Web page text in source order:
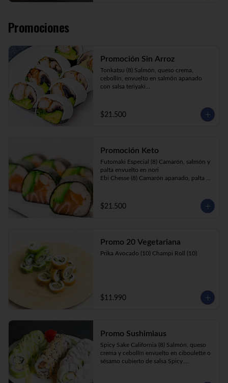
Promociones
Promoción Sin Arroz
Tonkatsu (8) Salmón, queso crema,
cebollín, envuelto en salmón apanado
con salsa teriyaki
Sake Ebi (8) Camarón, salmón, queso
crema y cebollín envuelto en palta.
$21.500
Promoción Keto
Futomaki Especial (8) Camarón, salmón y
palta envuelto en nori
Ebi Chesse (8) Camarón apanado, palta y
Sake Ebi (8) Camarón, salmón, queso
crema y cebollín envuelto en palta.
$21.500
Promo 20 Vegetariana
Prika Avocado (10) Champi Roll (10)
$11.990
Promo Sushimiaus
Spicy Sake California (8) Salmón, queso
crema y cebollín envuelto en ciboulette o
sésamo cubierto de salsa Spicy.